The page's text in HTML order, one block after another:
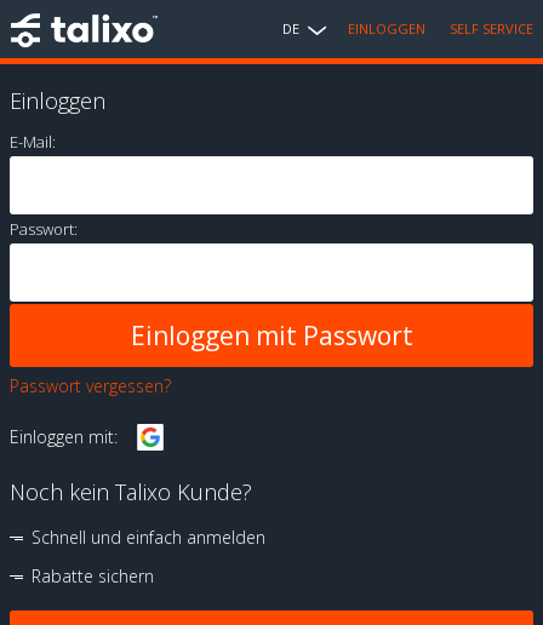
DE EINLOGGEN SELF SERVICE
Einloggen
E-Mail:
Passwort:
Passwort vergessen?
Einloggen mit:
Noch kein Talixo Kunde?
Schnell und einfach anmelden
Rabatte sichern